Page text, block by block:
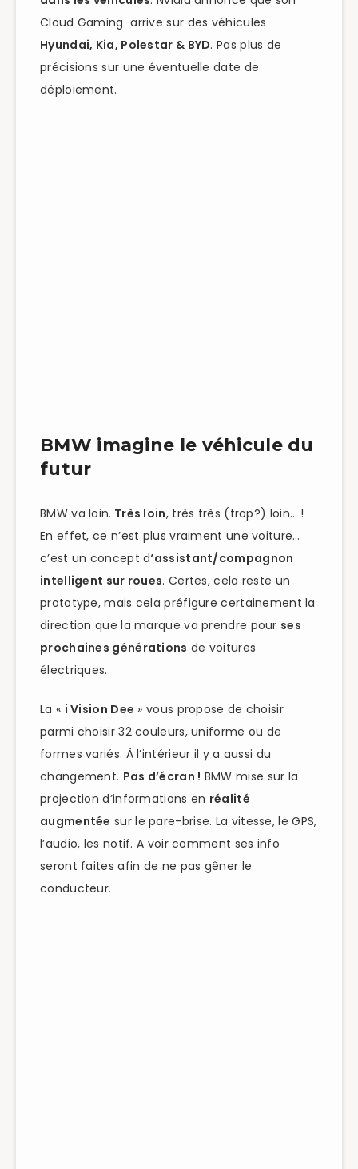
Cloud Gaming arrive sur des véhicules
Hyundai, Kia, Polestar & BYD. Pas plus de
précisions sur une éventuelle date de
déploiement.
BMW imagine le véhicule du
futur
BMW va loin. Très loin, très très (trop?) loin… !
En effet, ce n’est plus vraiment une voiture…
c’est un concept d‘assistant/compagnon
intelligent sur roues. Certes, cela reste un
prototype, mais cela préfigure certainement la
direction que la marque va prendre pour ses
prochaines générations de voitures
électriques.
La « i Vision Dee » vous propose de choisir
parmi choisir 32 couleurs, uniforme ou de
formes variés. À l’intérieur il y a aussi du
changement. Pas d’écran ! BMW mise sur la
projection d’informations en réalité
augmentée sur le pare-brise. La vitesse, le GPS,
l’audio, les notif. A voir comment ses info
seront faites afin de ne pas gêner le
conducteur.